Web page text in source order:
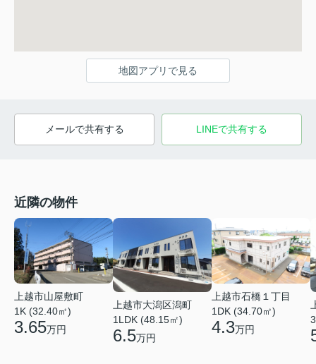
地図アプリで見る
メールで共有する LINEで共有する
近隣の物件
上越市山屋敷町
1K (32.40㎡)
3.65万円
上越市大潟区潟町
1LDK (48.15㎡)
6.5万円
上越市石橋１丁目
1DK (34.70㎡)
4.3万円